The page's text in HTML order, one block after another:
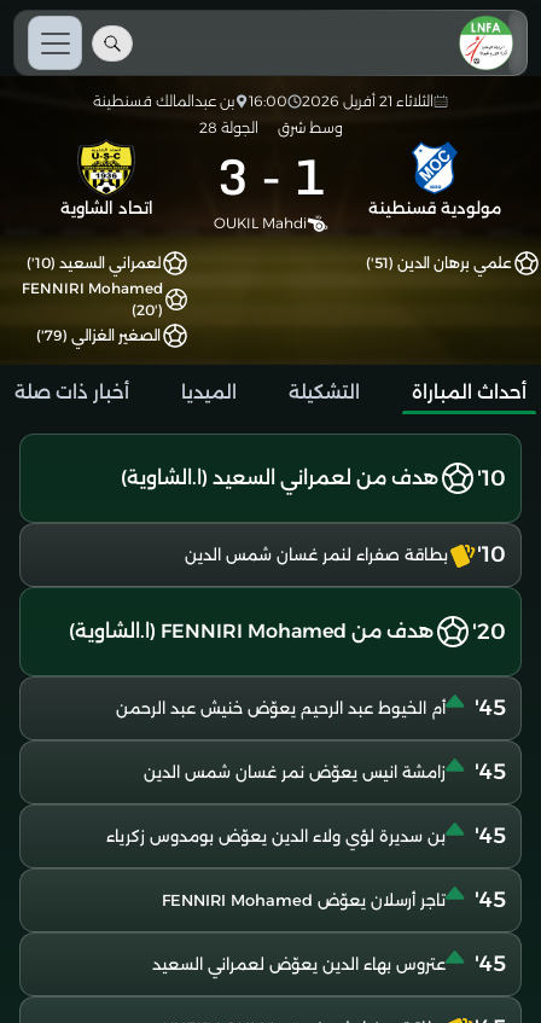
الثلاثاء 21 أفريل 2026 16:00
بن عبدالمالك قسنطينة
وسط شرق
الجولة 28
مولودية قسنطينة 1
-
3
OUKIL Mahdi
اتحاد الشاوية
علمي برهان الدين (51')
لعمراني السعيد (10')
FENNIRI Mohamed
(20')
الصغير الغزالي (79')
أحداث المباراة التشكيلة الميديا أخبار ذات صلة
10' هدف من لعمراني السعيد (ا.الشاوية)
10' بطاقة صفراء لنمر غسان شمس الدين
20' هدف من FENNIRI Mohamed (ا.الشاوية)
45' أم الخيوط عبد الرحيم يعوّض خنيش عبد الرحمن
45' زامشة انيس يعوّض نمر غسان شمس الدين
45' بن سديرة لؤي ولاء الدين يعوّض بومدوس زكرياء
45' تاجر أرسلان يعوّض FENNIRI Mohamed
45' عتروس بهاء الدين يعوّض لعمراني السعيد